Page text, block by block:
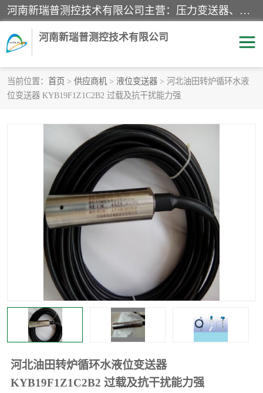
河南新瑞普测控技术有限公司主营：压力变送器、液位变送器、差压变送器、雷达料位计、电容物位计、温度显示控制仪表、电量变送器、流量计、工业自动化系统成套设备。
河南新瑞普测控技术有限公司
当前位置： 首页 > 供应商机 > 液位变送器 > 河北油田转炉循环水液
位变送器 KYB19F1Z1C2B2 过载及抗干扰能力强
河北油田转炉循环水液位变送器
KYB19F1Z1C2B2 过载及抗干扰能力强
霍尼韦尔压力变送器 CS系列变送器
1151/3351产品分类 精巧型压力变送器
液位变送器 雷达料位计
标准型工业压力变送器 罐旁显示仪
差压变送器 温度传感器变送器
压力变送器 电容物位计
温度显示控制仪表 电量变送器
流量计 工业自动化系统成套设备